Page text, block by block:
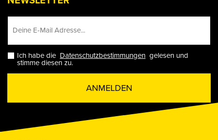
Ich habe die Datenschutzbestimmungen gelesen und
stimme diesen zu.
ANMELDEN